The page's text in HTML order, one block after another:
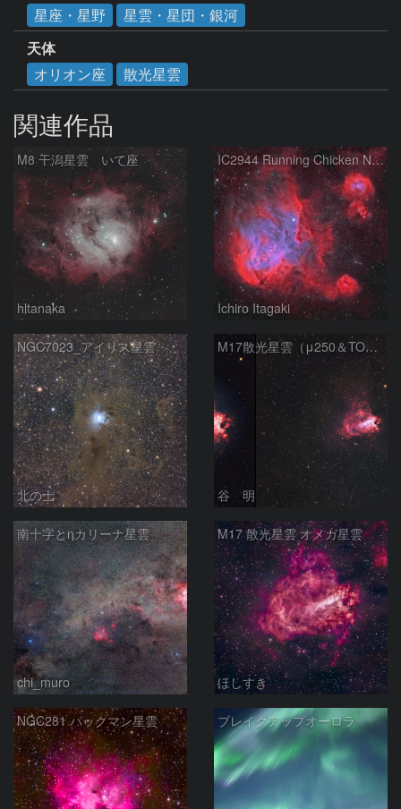
星座・星野
星雲・星団・銀河
天体
オリオン座
散光星雲
関連作品
M8 干潟星雲 いて座
hltanaka
IC2944 Running Chicken Nebula
Ichiro Itagaki
NGC7023_アイリス星雲
北の士
M17散光星雲（μ250＆TOA130）
谷 明
南十字とηカリーナ星雲
chi_muro
M17 散光星雲 オメガ星雲
ほしすき
NGC281 パックマン星雲 ブレイクアップオーロラ